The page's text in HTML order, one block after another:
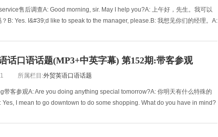
售后调查A: Good morning, sir. May I help you?A: 上午好，先生。我可以
？B: Yes. I&#39;d like to speak to the manager, please.B: 我想见你们的经理。A:
话口语话题(MP3+中英字幕) 第152期:带客参观
所属栏目:外贸英语口语话题
带客参观A: Are you doing anything special tomorrow?A: 你明天有什么特殊的
Yes, I mean to go downtown to do some shopping. What do you have in mind?